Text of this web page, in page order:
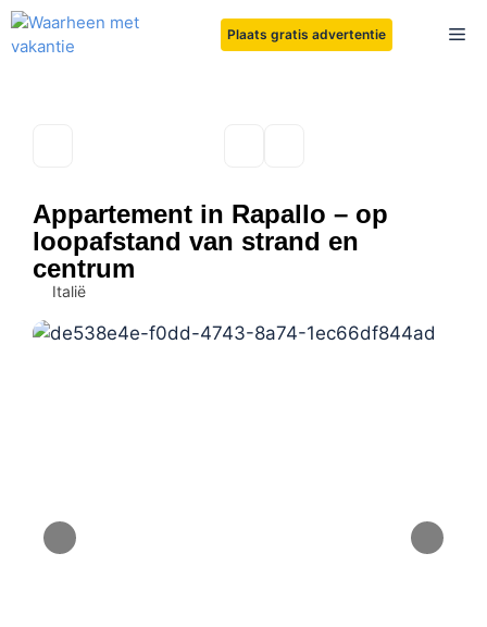
Ga
naar
Plaats gratis advertentie
Appartement in Rapallo – op
loopafstand van strand en
centrum
Italië